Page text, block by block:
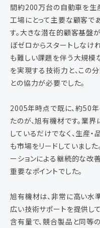
間約200万台の自動車を生
工場にとって主要な顧客で
す。大きな潜在的顧客基盤
ぼゼロからスタートしなけ
も難しい課題を伴う大規模
を実現する技術力と、この
との協力が必要でした。
2005年時点で既に、約50
たのが、旭有機材です。業
しているだけでなく、生産
も市場をリードしていまし
ーションによる継続的な改
重要なポイントでした。
旭有機材は、非常に高い水
広い技術サポートを提供し
含有量で、競合製品と同等